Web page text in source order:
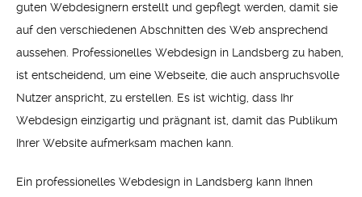
guten Webdesignern erstellt und gepflegt werden, damit sie
auf den verschiedenen Abschnitten des Web ansprechend
aussehen. Professionelles Webdesign in Landsberg zu haben,
ist entscheidend, um eine Webseite, die auch anspruchsvolle
Nutzer anspricht, zu erstellen. Es ist wichtig, dass Ihr
Webdesign einzigartig und prägnant ist, damit das Publikum
Ihrer Website aufmerksam machen kann.
Ein professionelles Webdesign in Landsberg kann Ihnen